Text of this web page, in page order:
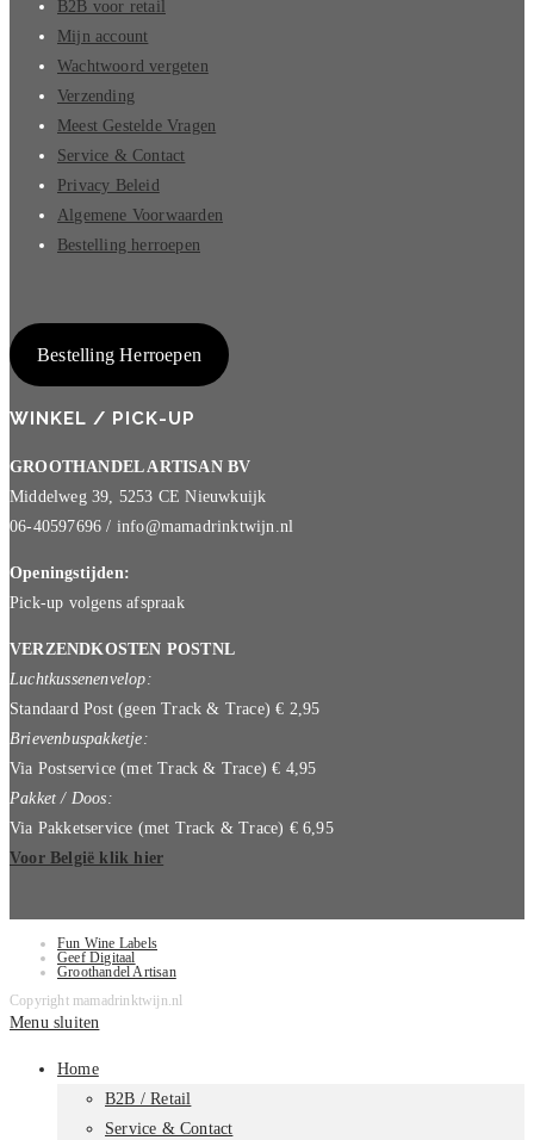
B2B voor retail
Mijn account
Wachtwoord vergeten
Verzending
Meest Gestelde Vragen
Service & Contact
Privacy Beleid
Algemene Voorwaarden
Bestelling herroepen
Bestelling Herroepen
WINKEL / PICK-UP
GROOTHANDEL ARTISAN BV
Middelweg 39, 5253 CE Nieuwkuijk
06-40597696 / info@mamadrinktwijn.nl
Openingstijden:
Pick-up volgens afspraak
VERZENDKOSTEN POSTNL
Luchtkussenenvelop:
Standaard Post (geen Track & Trace) € 2,95
Brievenbuspakketje:
Via Postservice (met Track & Trace) € 4,95
Pakket / Doos:
Via Pakketservice (met Track & Trace) € 6,95
Voor België klik hier
Fun Wine Labels
Geef Digitaal
Groothandel Artisan
Copyright mamadrinktwijn.nl
Menu sluiten
Home
B2B / Retail
Service & Contact